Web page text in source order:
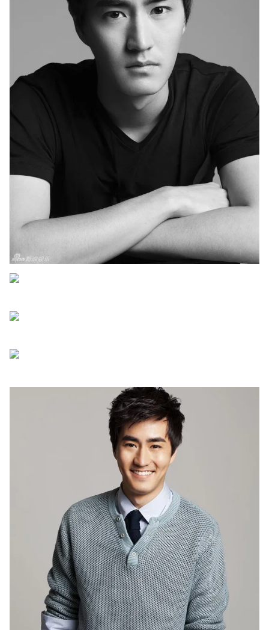
Giấy phép hoạt động báo in và báo điện tử số 483/GP-BTTTT
cấp ngày 29/12/2023
Vũ Thanh Thủy
Nguyễn Thị Mỹ Hạnh, Phạm Quốc Thắng,
Nguyễn Trọng Ninh
Tổng đài VTV:
024.38 355 931 - 024.38 355 932
024.66 897 897
024-7300.7108
thuận bằng văn bản. Ghi rõ nguồn VTV.vn khi phát hành lại